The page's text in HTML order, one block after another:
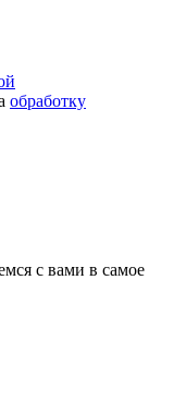
обработку
с вами в самое